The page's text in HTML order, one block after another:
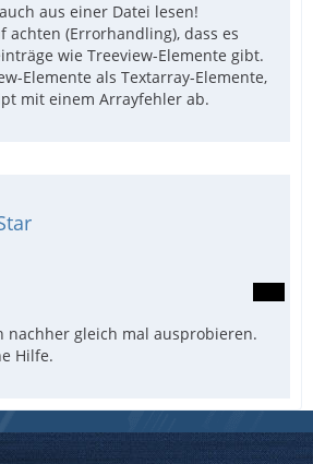
aus einer Datei lesen!
achten (Errorhandling), dass es
wie Treeview-Elemente gibt.
Elemente als Textarray-Elemente,
mit einem Arrayfehler ab.
nachher gleich mal ausprobieren.
Hilfe.